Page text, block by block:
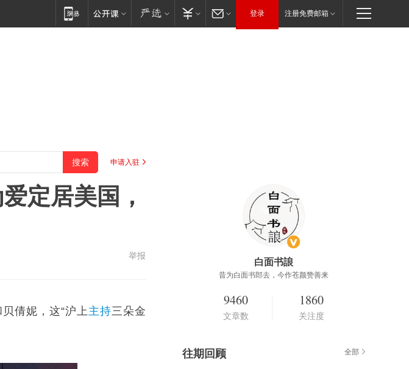
登录 注册免费邮箱
申请入驻
定居美国，
举报
倩妮，这“沪上主持三朵金
白面书誏
昔为白面书郎去，今作苍颜赞善来
9460
文章数
1860
关注度
往期回顾 全部